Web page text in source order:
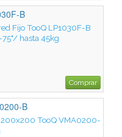
B
Fijo TooQ LP1030F-B
hasta 45kg
Comprar
B
200x200 TooQ VMA0200-